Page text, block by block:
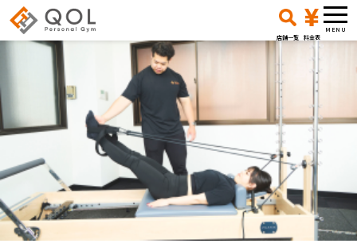
店舗一覧 料金表